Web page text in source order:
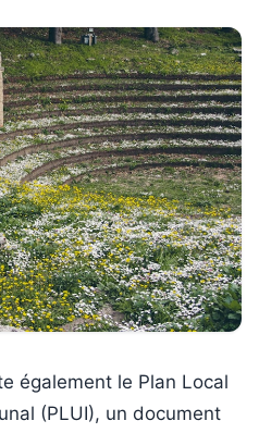
également le Plan Local
(PLUI), un document